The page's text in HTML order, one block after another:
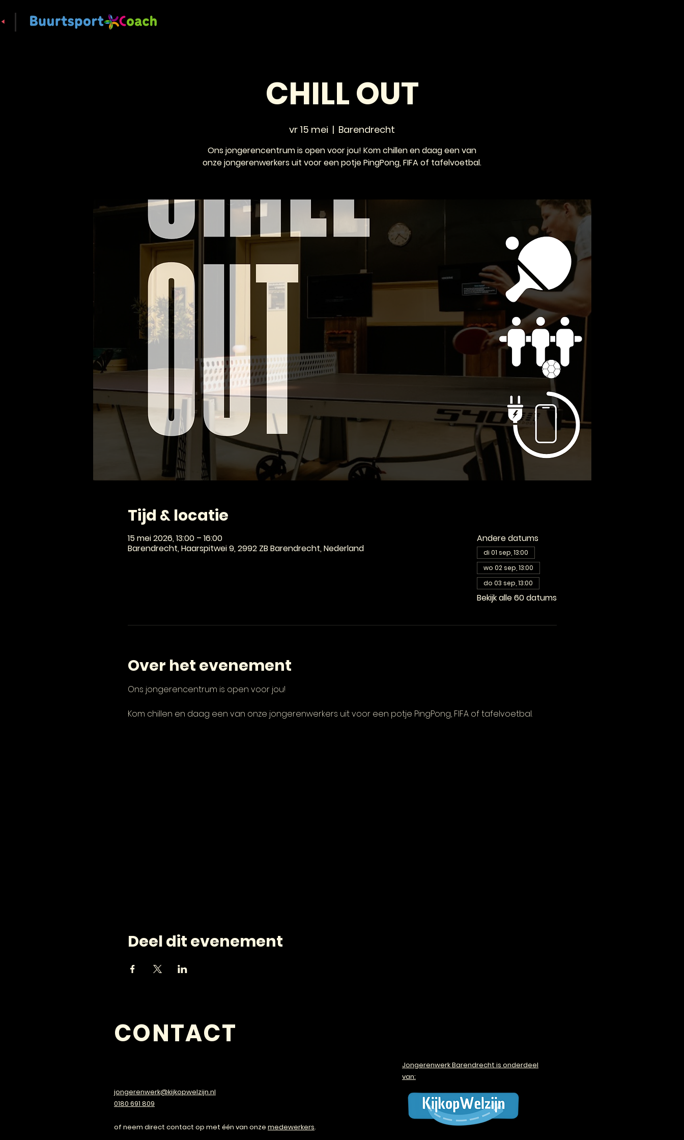
CHILL OUT
vr 15 mei
  |
Barendrecht
Ons jongerencentrum is open voor jou! Kom chillen en daag een van
onze jongerenwerkers uit voor een potje PingPong, FIFA of tafelvoetbal.
Tijd & locatie
15 mei 2026, 13:00 – 16:00
Barendrecht, Haarspitwei 9, 2992 ZB Barendrecht, Nederland
Andere datums
di 01 sep, 13:00
wo 02 sep, 13:00
do 03 sep, 13:00
Bekijk alle 60 datums
Over het evenement
Ons jongerencentrum is open voor jou!
Kom chillen en daag een van onze jongerenwerkers uit voor een potje PingPong, FIFA of tafelvoetbal.
Deel dit evenement
jongerenwerk@kijkopwelzijn.nl
0180 691 809
of neem direct contact op met één van onze medewerkers.
Jongerenwerk Barendrecht is onderdeel
van:
CONTACT